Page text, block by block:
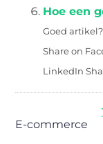
Hoe een
Goed
Share on
LinkedIn
E-commerce